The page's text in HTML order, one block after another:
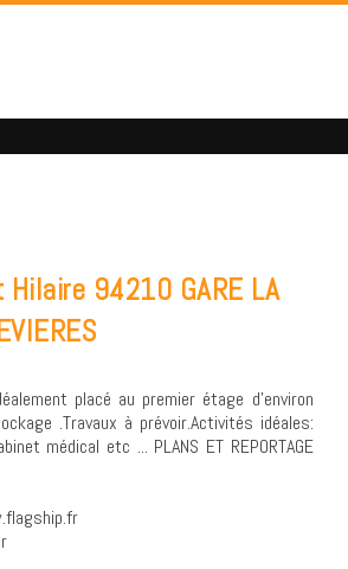
Hilaire 94210 GARE LA
placé au premier étage d'environ
.Travaux à prévoir.Activités idéales:
médical etc ... PLANS ET REPORTAGE